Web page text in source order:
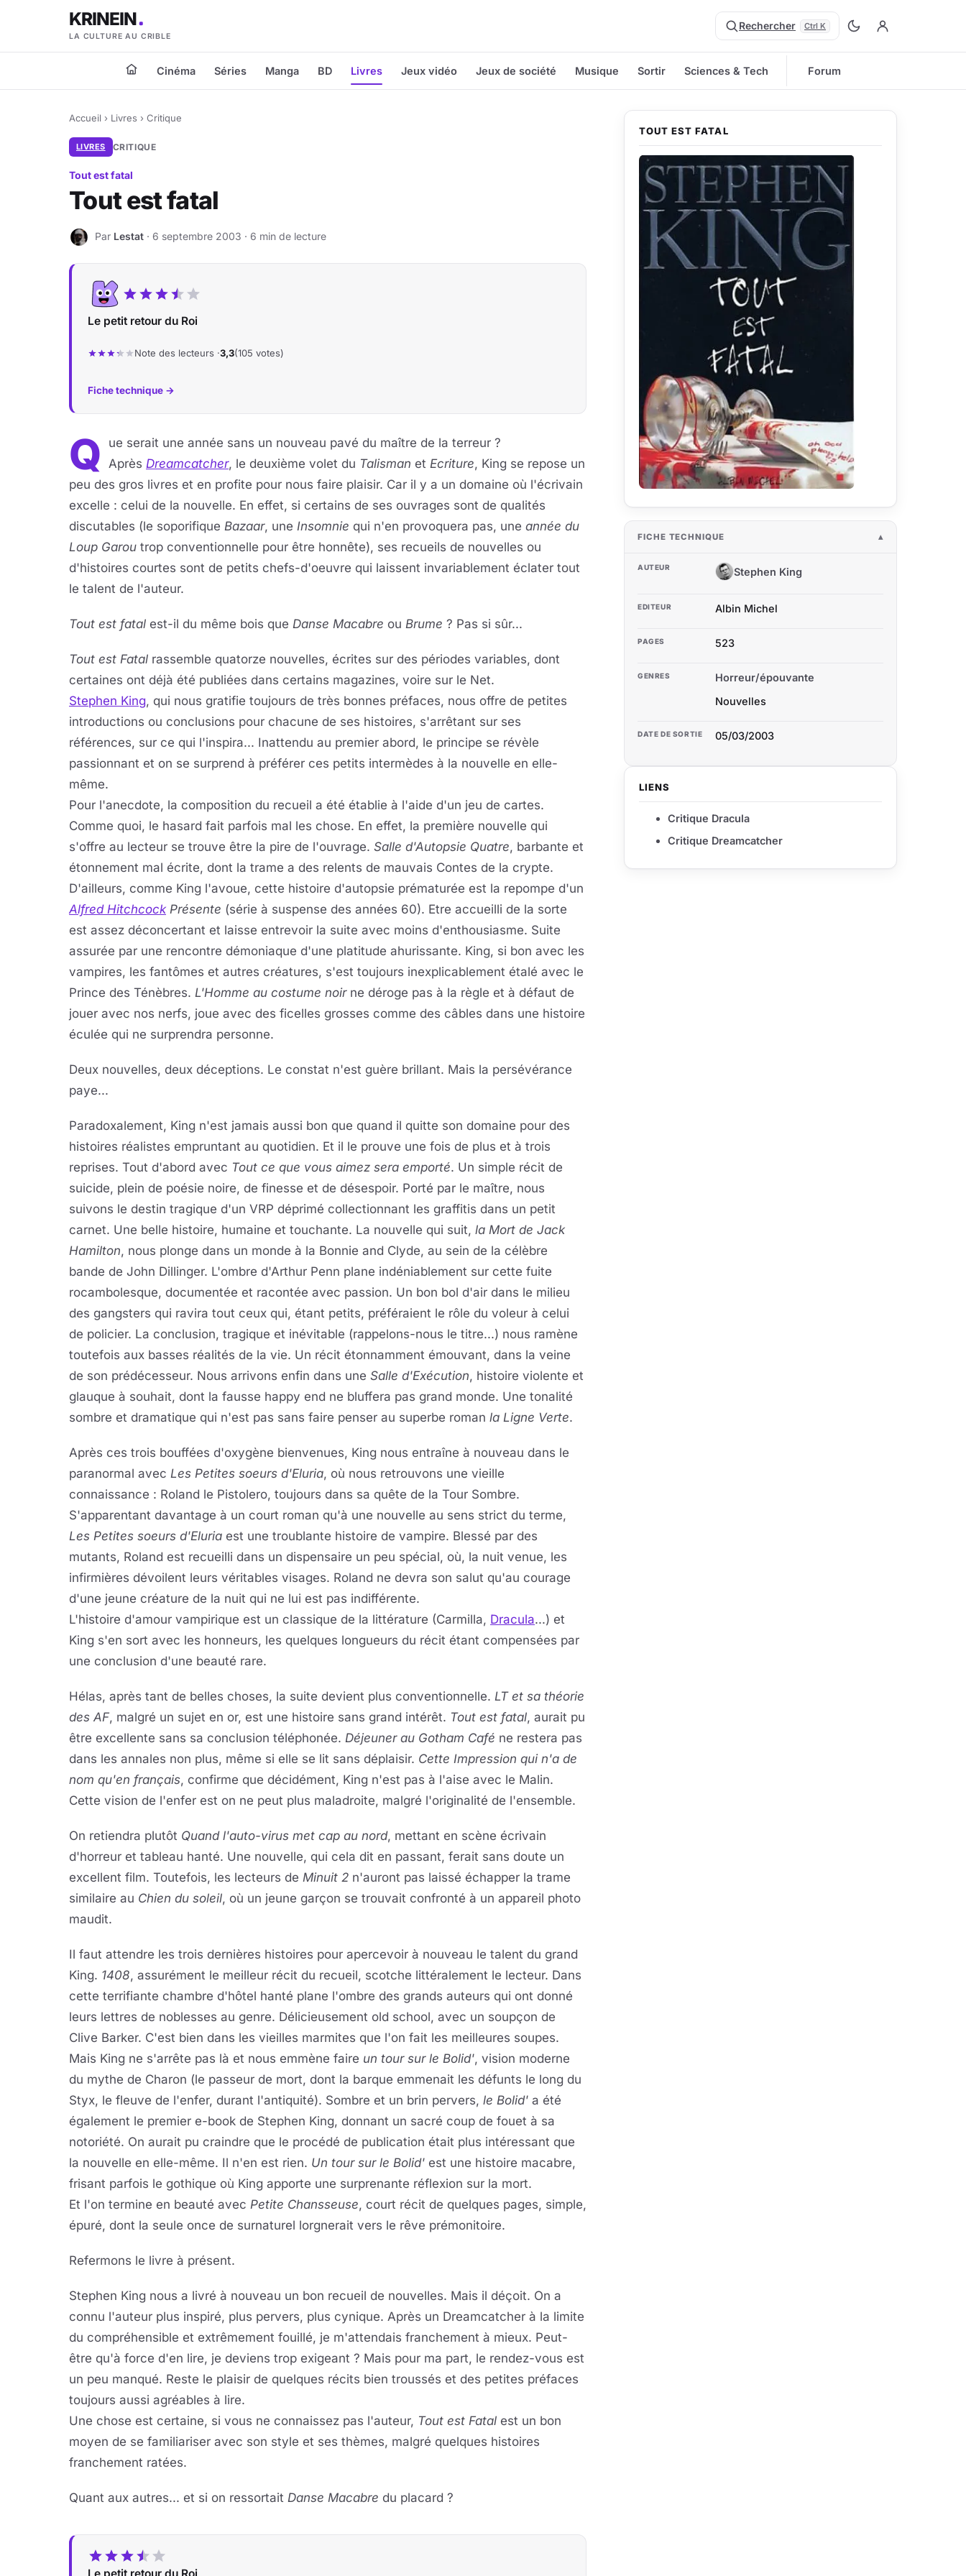
KRINEIN
LA CULTURE AU CRIBLE
Rechercher Ctrl K
Cinéma Séries Manga BD Livres Jeux vidéo Jeux de société Musique Sortir Sciences & Tech Forum
Accueil › Livres › Critique
LIVRES CRITIQUE
Tout est fatal
Tout est fatal
L Par Lestat · 6 septembre 2003 · 6 min de lecture
Le petit retour du Roi
Note des lecteurs ·3,3(105 votes)
Fiche technique →
Q
ue serait une année sans un nouveau pavé du maître de la terreur ?
Après Dreamcatcher, le deuxième volet du Talisman et Ecriture, King se repose un
peu des gros livres et en profite pour nous faire plaisir. Car il y a un domaine où l'écrivain
excelle : celui de la nouvelle. En effet, si certains de ses ouvrages sont de qualités
discutables (le soporifique Bazaar, une Insomnie qui n'en provoquera pas, une année du
Loup Garou trop conventionnelle pour être honnête), ses recueils de nouvelles ou
d'histoires courtes sont de petits chefs-d'oeuvre qui laissent invariablement éclater tout
le talent de l'auteur.
Tout est fatal est-il du même bois que Danse Macabre ou Brume ? Pas si sûr...
Tout est Fatal rassemble quatorze nouvelles, écrites sur des périodes variables, dont
certaines ont déjà été publiées dans certains magazines, voire sur le Net.
Stephen King, qui nous gratifie toujours de très bonnes préfaces, nous offre de petites
introductions ou conclusions pour chacune de ses histoires, s'arrêtant sur ses
références, sur ce qui l'inspira... Inattendu au premier abord, le principe se révèle
passionnant et on se surprend à préférer ces petits intermèdes à la nouvelle en elle-
même.
Pour l'anecdote, la composition du recueil a été établie à l'aide d'un jeu de cartes.
Comme quoi, le hasard fait parfois mal les chose. En effet, la première nouvelle qui
s'offre au lecteur se trouve être la pire de l'ouvrage. Salle d'Autopsie Quatre, barbante et
étonnement mal écrite, dont la trame a des relents de mauvais Contes de la crypte.
D'ailleurs, comme King l'avoue, cette histoire d'autopsie prématurée est la repompe d'un
Alfred HitchcockPrésente (série à suspense des années 60). Etre accueilli de la sorte
est assez déconcertant et laisse entrevoir la suite avec moins d'enthousiasme. Suite
assurée par une rencontre démoniaque d'une platitude ahurissante. King, si bon avec les
vampires, les fantômes et autres créatures, s'est toujours inexplicablement étalé avec le
Prince des Ténèbres. L'Homme au costume noirne déroge pas à la règle et à défaut de
jouer avec nos nerfs, joue avec des ficelles grosses comme des câbles dans une histoire
éculée qui ne surprendra personne.
Deux nouvelles, deux déceptions. Le constat n'est guère brillant. Mais la persévérance
paye...
Paradoxalement, King n'est jamais aussi bon que quand il quitte son domaine pour des
histoires réalistes empruntant au quotidien. Et il le prouve une fois de plus et à trois
reprises. Tout d'abord avec Tout ce que vous aimez sera emporté. Un simple récit de
suicide, plein de poésie noire, de finesse et de désespoir. Porté par le maître, nous
suivons le destin tragique d'un VRP déprimé collectionnant les graffitis dans un petit
carnet. Une belle histoire, humaine et touchante. La nouvelle qui suit, la Mort de Jack
Hamilton, nous plonge dans un monde à la Bonnie and Clyde, au sein de la célèbre
bande de John Dillinger. L'ombre d'Arthur Penn plane indéniablement sur cette fuite
rocambolesque, documentée et racontée avec passion. Un bon bol d'air dans le milieu
des gangsters qui ravira tout ceux qui, étant petits, préféraient le rôle du voleur à celui
de policier. La conclusion, tragique et inévitable (rappelons-nous le titre...) nous ramène
toutefois aux basses réalités de la vie. Un récit étonnamment émouvant, dans la veine
de son prédécesseur. Nous arrivons enfin dans une Salle d'Exécution, histoire violente et
glauque à souhait, dont la fausse happy end ne bluffera pas grand monde. Une tonalité
sombre et dramatique qui n'est pas sans faire penser au superbe roman la Ligne Verte.
Après ces trois bouffées d'oxygène bienvenues, King nous entraîne à nouveau dans le
paranormal avec Les Petites soeurs d'Eluria, où nous retrouvons une vieille
connaissance : Roland le Pistolero, toujours dans sa quête de la Tour Sombre.
S'apparentant davantage à un court roman qu'à une nouvelle au sens strict du terme,
Les Petites soeurs d'Eluria est une troublante histoire de vampire. Blessé par des
mutants, Roland est recueilli dans un dispensaire un peu spécial, où, la nuit venue, les
infirmières dévoilent leurs véritables visages. Roland ne devra son salut qu'au courage
d'une jeune créature de la nuit qui ne lui est pas indifférente.
L'histoire d'amour vampirique est un classique de la littérature (Carmilla, Dracula...) et
King s'en sort avec les honneurs, les quelques longueurs du récit étant compensées par
une conclusion d'une beauté rare.
Hélas, après tant de belles choses, la suite devient plus conventionnelle. LT et sa théorie
des AF, malgré un sujet en or, est une histoire sans grand intérêt. Tout est fatal, aurait pu
être excellente sans sa conclusion téléphonée. Déjeuner au Gotham Café ne restera pas
dans les annales non plus, même si elle se lit sans déplaisir. Cette Impression qui n'a de
nom qu'en français, confirme que décidément, King n'est pas à l'aise avec le Malin.
Cette vision de l'enfer est on ne peut plus maladroite, malgré l'originalité de l'ensemble.
On retiendra plutôt Quand l'auto-virus met cap au nord, mettant en scène écrivain
d'horreur et tableau hanté. Une nouvelle, qui cela dit en passant, ferait sans doute un
excellent film. Toutefois, les lecteurs de Minuit 2 n'auront pas laissé échapper la trame
similaire au Chien du soleil, où un jeune garçon se trouvait confronté à un appareil photo
maudit.
Il faut attendre les trois dernières histoires pour apercevoir à nouveau le talent du grand
King. 1408, assurément le meilleur récit du recueil, scotche littéralement le lecteur. Dans
cette terrifiante chambre d'hôtel hanté plane l'ombre des grands auteurs qui ont donné
leurs lettres de noblesses au genre. Délicieusement old school, avec un soupçon de
Clive Barker. C'est bien dans les vieilles marmites que l'on fait les meilleures soupes.
Mais King ne s'arrête pas là et nous emmène faire un tour sur le Bolid', vision moderne
du mythe de Charon (le passeur de mort, dont la barque emmenait les défunts le long du
Styx, le fleuve de l'enfer, durant l'antiquité). Sombre et un brin pervers, le Bolid' a été
également le premier e-book de Stephen King, donnant un sacré coup de fouet à sa
notoriété. On aurait pu craindre que le procédé de publication était plus intéressant que
la nouvelle en elle-même. Il n'en est rien. Un tour sur le Bolid' est une histoire macabre,
frisant parfois le gothique où King apporte une surprenante réflexion sur la mort.
Et l'on termine en beauté avec Petite Chansseuse, court récit de quelques pages, simple,
épuré, dont la seule once de surnaturel lorgnerait vers le rêve prémonitoire.
Refermons le livre à présent.
Stephen King nous a livré à nouveau un bon recueil de nouvelles. Mais il déçoit. On a
connu l'auteur plus inspiré, plus pervers, plus cynique. Après un Dreamcatcher à la limite
du compréhensible et extrêmement fouillé, je m'attendais franchement à mieux. Peut-
être qu'à force d'en lire, je deviens trop exigeant ? Mais pour ma part, le rendez-vous est
un peu manqué. Reste le plaisir de quelques récits bien troussés et des petites préfaces
toujours aussi agréables à lire.
Une chose est certaine, si vous ne connaissez pas l'auteur, Tout est Fatal est un bon
moyen de se familiariser avec son style et ses thèmes, malgré quelques histoires
franchement ratées.
Quant aux autres... et si on ressortait Danse Macabre du placard ?
TOUT EST FATAL
FICHE TECHNIQUE
AUTEUR SK Stephen King
EDITEUR Albin Michel
PAGES 523
GENRES
Horreur/épouvante
Nouvelles
DATE DE SORTIE 05/03/2003
LIENS
Critique Dracula
Critique Dreamcatcher